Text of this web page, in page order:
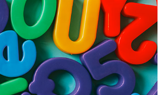
に盛り上げましょう！
＊仮装は必須ではありませんが、パ
ーを盛り上げる為、ワンポイント仮
協力をお願いします。
イベントを見る